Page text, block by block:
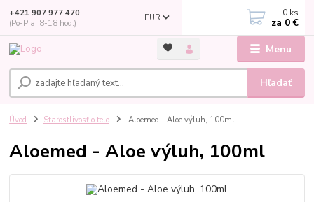
Menu
EUR
Hľadať
+421 907 977 470
(Po-Pia, 8-18 hod.)
0 ks
za 0 €
Úvod Starostlivosť o telo Aloemed - Aloe výluh, 100ml
Aloemed - Aloe výluh, 100ml